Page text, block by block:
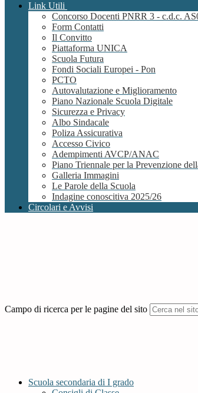
Link Utili
Concorso Docenti PNRR 3 - c.d.c.
Form Contatti
Il Convitto
Piattaforma UNICA
Scuola Futura
Fondi Sociali Europei - Pon
PCTO
Autovalutazione e Miglioramento
Piano Nazionale Scuola Digitale
Sicurezza e Privacy
Albo Sindacale
Poliza Assicurativa
Accesso Civico
Adempimenti AVCP/ANAC
Piano Triennale per la Prevenzione
Galleria Immagini
Le Parole della Scuola
Indagine conoscitiva 2025/26
Circolari e Avvisi
Campo di ricerca per le pagine del sito
Scuola secondaria di I grado